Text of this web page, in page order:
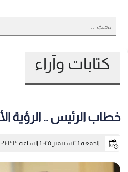
كتابات وآراء
خطاب الرئيس .. الرؤية
الجمعة ٢٦ سبتمبر ٢٠٢٥ الساعة ٠٩:٣٣ مساءً